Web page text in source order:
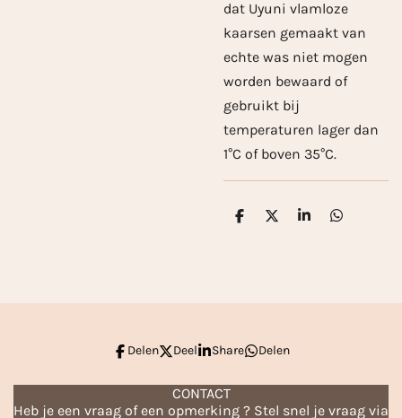
dat Uyuni vlamloze
kaarsen gemaakt van
echte was niet mogen
worden bewaard of
gebruikt bij
temperaturen lager dan
1°C of boven 35°C.
D
D
S
D
Delen Deel Share Delen
CONTACT
Heb je een vraag of een opmerking ? Stel snel je vraag via